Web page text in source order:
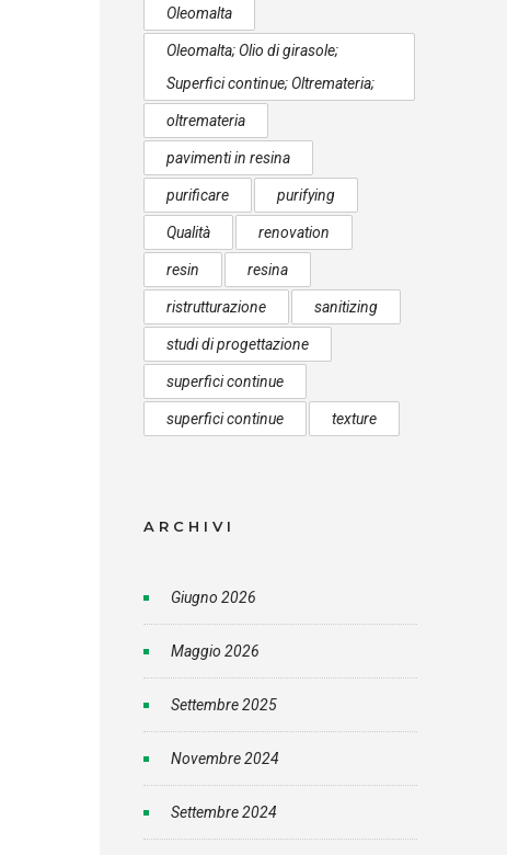
Oleomalta
Oleomalta; Olio di girasole;
Superfici continue; Oltremateria;
oltremateria
pavimenti in resina
purificare purifying
Qualità renovation
resin resina
ristrutturazione sanitizing
studi di progettazione
superfici continue
superfici continue texture
ARCHIVI
Giugno 2026
Maggio 2026
Settembre 2025
Novembre 2024
Settembre 2024